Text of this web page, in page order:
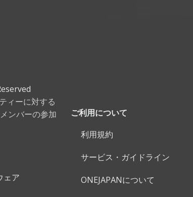
ィーに対する
ンバーの参加
ェア
ご利用について
利用規約
サービス・ガイドライン
ONEJAPANについて